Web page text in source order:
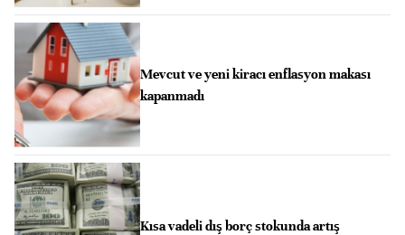
Mevcut ve yeni kiracı enflasyon makası
kapanmadı
Kısa vadeli dış borç stokunda artış